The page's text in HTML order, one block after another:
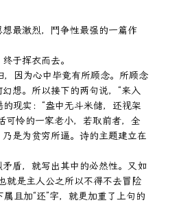
最激烈，鬥争性最强的一篇作
于挥衣而去。
，因为心中毕竟有所顾念。所顾念
想。所以接下的两句说，“来入
现实：“盎中无斗米储，还视架
可怜的一家老小，若取前者，全
是为贫穷所逼。诗的主题建立在
盾，就写出其中的必然性。又如
就是主人公之所以不得不去冒险
且加“还”字，就更加重了上句的